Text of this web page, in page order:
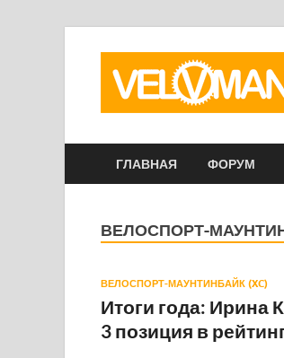
ГЛАВНАЯ ФОРУМ
ВЕЛОСПОРТ-
ВЕЛОСПОРТ-МАУНТИНБАЙК (XC)
Итоги года: Ирина
3 позиция в